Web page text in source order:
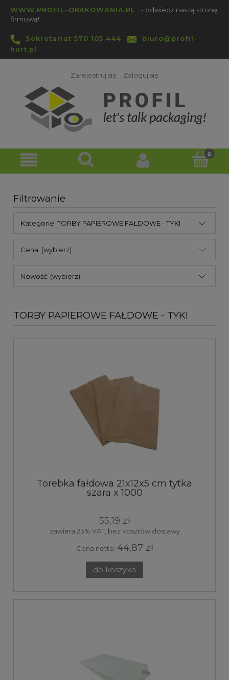
WWW.PROFIL-OPAKOWANIA.PL
- odwiedź naszą stronę
firmową!
Sekretariat 570 105 444
biuro@profil-
hurt.pl
Zarejestruj się Zaloguj się
Filtrowanie
Kategorie: TORBY PAPIEROWE FAŁDOWE - TYKI
Cena: (wybierz)
Nowość: (wybierz)
TORBY PAPIEROWE FAŁDOWE - TYKI
Torebka fałdowa 21x12x5 cm tytka
szara x 1000
55,19 zł
zawiera 23% VAT, bez kosztów dostawy
Cena netto: 44,87 zł
do koszyka